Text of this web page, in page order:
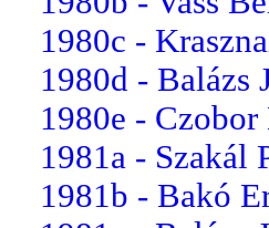
1980c -
1980d - Balázs
1980e - Czobor
1981a - Szakál
1981b - Bakó